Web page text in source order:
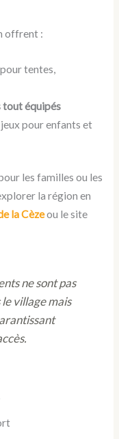
offrent :
tentes,
équipés
pour enfants et
les familles ou les
la région en
la Cèzeou le site
ne sont pas
village mais